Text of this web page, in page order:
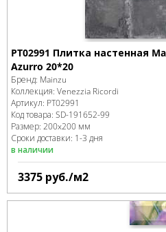
PT02991 Плитка настенная
Azurro 20*20
Бренд: Mainzu
Коллекция: Venezzia Ricordi
Артикул: PT02991
Код товара: SD-191652-99
Размер: 200x200 мм
Сроки доставки: 1-3 дня
в наличии
3375 руб./м2